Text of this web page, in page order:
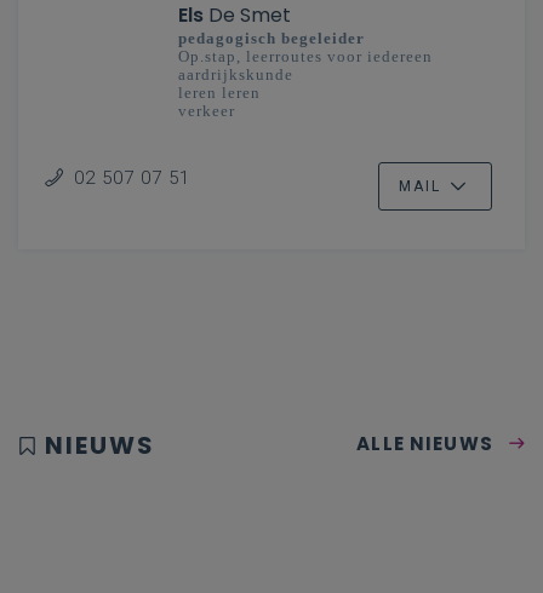
Els De Smet
pedagogisch begeleider
Op.stap, leerroutes voor iedereen
aardrijkskunde
leren leren
verkeer
02 507 07 51 MAIL
NIEUWS ALLE NIEUWS